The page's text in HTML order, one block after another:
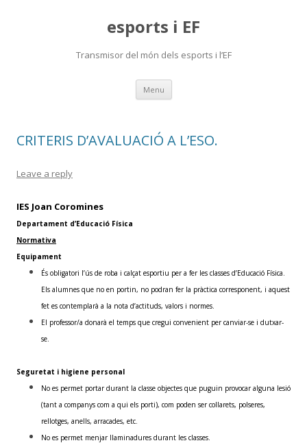
esports i EF
Transmisor del món dels esports i l’EF
Menu Skip
content
CRITERIS D’AVALUACIÓ A L’ESO.
Leave a reply
IES Joan Coromines
Departament d’Educació Física
Normativa
Equipament
És obligatori l’ús de roba i calçat esportiu per a fer les classes d’Educació Física.
Els alumnes que no en portin, no podran fer la pràctica corresponent, i aquest
fet es contemplarà a la nota d’actituds, valors i normes.
El professor/a donarà el temps que cregui convenient per canviar-se i dutxar-
se.
Seguretat i higiene personal
No es permet portar durant la classe objectes que puguin provocar alguna lesió
(tant a companys com a qui els porti), com poden ser collarets, polseres,
rellotges, anells, arracades, etc.
No es permet menjar llaminadures durant les classes.